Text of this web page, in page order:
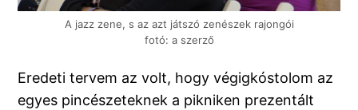
A jazz zene, s az azt játszó zenészek rajongói
fotó: a szerző
Eredeti tervem az volt, hogy végigkóstolom az
egyes pincészeteknek a pikniken prezentált